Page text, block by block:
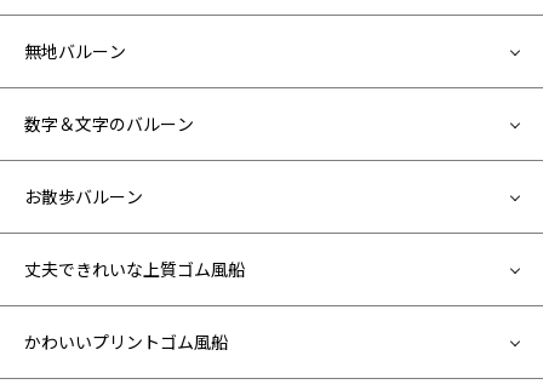
無地バルーン
数字＆文字のバルーン
お散歩バルーン
丈夫できれいな上質ゴム風船
かわいいプリントゴム風船